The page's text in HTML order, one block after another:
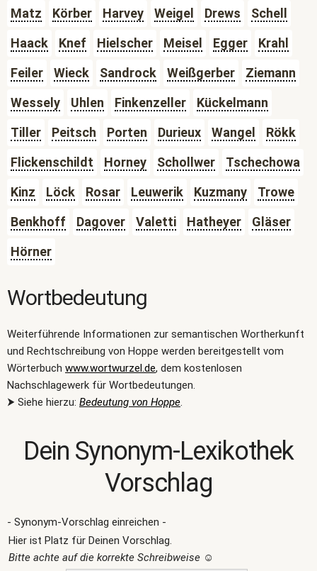
Matz Körber Harvey Weigel Drews
Schell
Haack
Knef Hielscher Meisel Egger
Krahl
Feiler
Wieck Sandrock Weißgerber
Ziemann
Wessely
Uhlen Finkenzeller
Kückelmann
Tiller
Peitsch Porten Durieux Wangel
Rökk
Flickenschildt
Horney Schollwer
Tschechowa
Kinz
Löck Rosar Leuwerik Kuzmany
Trowe
Benkhoff
Dagover Valetti Hatheyer
Gläser
Hörner
Wortbedeutung
Weiterführende Informationen zur semantischen Wortherkunft
und Rechtschreibung von Hoppe werden bereitgestellt vom
Wörterbuch www.wortwurzel.de, dem kostenlosen
Nachschlagewerk für Wortbedeutungen.
⮞ Siehe hierzu: Bedeutung von Hoppe.
Dein Synonym-Lexikothek
Vorschlag
- Synonym-Vorschlag einreichen -
Hier ist Platz für Deinen Vorschlag.
Bitte achte auf die korrekte Schreibweise ☺